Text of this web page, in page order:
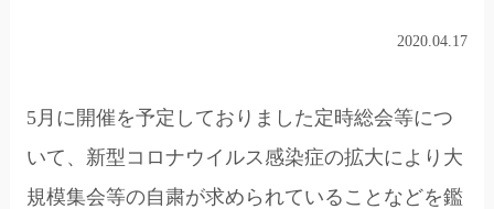
2020.04.17
5月に開催を予定しておりました定時総会等につ
いて、新型コロナウイルス感染症の拡大により大
規模集会等の自粛が求められていることなどを鑑